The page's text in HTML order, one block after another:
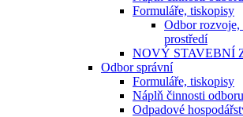
Formuláře, tiskopisy
Odbor
prostředí
NOVÝ STAVEBNÍ
Odbor správní
Formuláře, tiskopisy
Náplň činnosti odboru
Odpadové